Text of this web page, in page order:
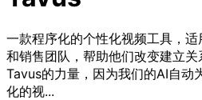
一款程序化的个性化视频工具，
和销售团队，帮助他们改变建立
Tavus的力量，因为我们的AI自动
化的视...